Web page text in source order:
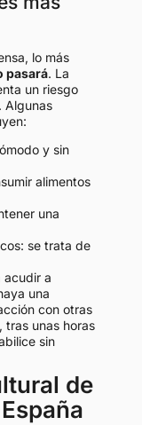
lo más
pasará. La
un riesgo
Algunas
y sin
alimentos
una
se trata de
acudir a
una
con otras
tras unas horas
sin
de